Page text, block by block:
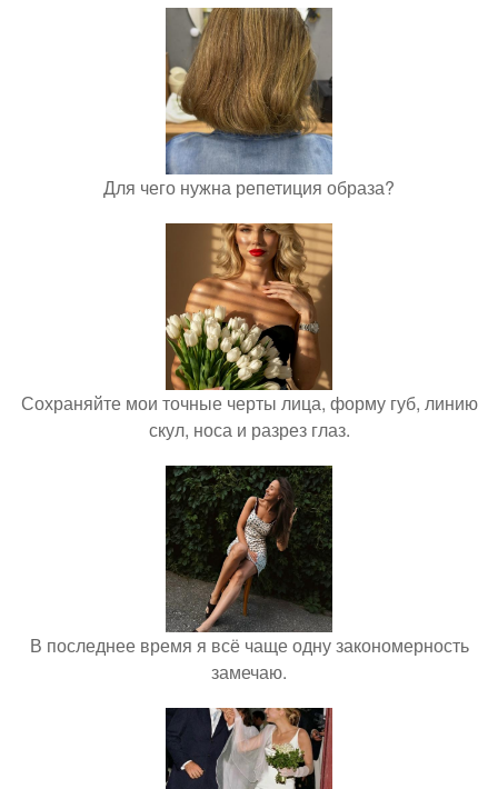
Для чего нужна репетиция образа?
Сохраняйте мои точные черты лица, форму губ, линию
скул, носа и разрез глаз.
В последнее время я всё чаще одну закономерность
замечаю.